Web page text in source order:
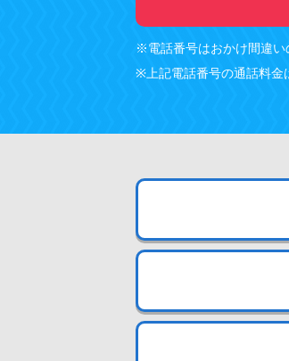
※電話番号はおかけ間違い
※上記電話番号の通話料金